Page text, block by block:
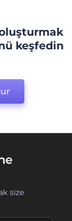
keşfedin
size